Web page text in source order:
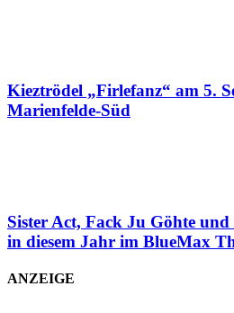
Kieztrödel „Firlefanz“ am 5.
Marienfelde-Süd
Sister Act, Fack Ju Göhte
in diesem Jahr im BlueMax
ANZEIGE